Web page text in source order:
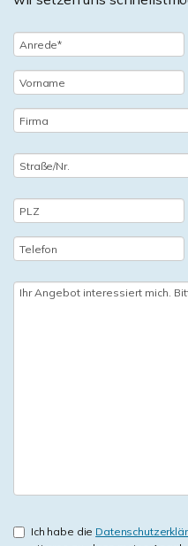
Ich habe die